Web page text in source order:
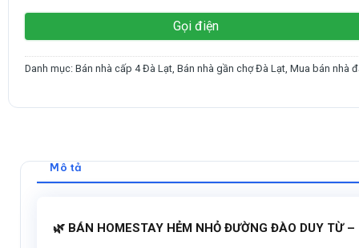
Gọi điện
Danh mục:Bán nhà cấp 4 Đà Lạt ,Bán nhà gần chợ Đà Lạt ,Mua bán nhà
Mô tả
🌿 BÁN HOMESTAY HẺM NHỎ ĐƯỜNG ĐÀO DUY TỪ